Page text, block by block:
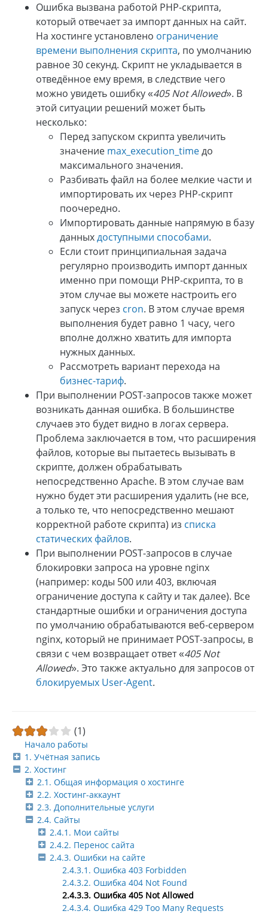
Начало работы
1. Учётная запись
2. Хостинг
2.1. Общая информация о хостинге
2.2. Хостинг-аккаунт
2.3. Дополнительные услуги
2.4. Сайты
2.4.1. Мои сайты
2.4.2. Перенос сайта
2.4.3. Ошибки на сайте
2.4.3.1. Ошибка 403 Forbidden
2.4.3.2. Ошибка 404 Not Found
2.4.3.3. Ошибка 405 Not Allowed
2.4.3.4. Ошибка 429 Too Many Requests
Ошибка вызвана работой PHP-скрипта,
который отвечает за импорт данных на сайт.
На хостинге установлено ограничение
времени выполнения скрипта, по умолчанию
равное 30 секунд. Скрипт не укладывается в
отведённое ему время, в следствие чего
можно увидеть ошибку «405 Not Allowed». В
этой ситуации решений может быть
несколько:
Перед запуском скрипта увеличить
значение max_execution_timeдо
максимального значения.
Разбивать файл на более мелкие части и
импортировать их через PHP-скрипт
поочередно.
Импортировать данные напрямую в базу
данныхдоступными способами.
Если стоит принципиальная задача
регулярно производить импорт данных
именно при помощи PHP-скрипта, то в
этом случае вы можете настроить его
запуск через cron. В этом случае время
выполнения будет равно 1 часу, чего
вполне должно хватить для импорта
нужных данных.
Рассмотреть вариант перехода на
бизнес-тариф.
При выполнении POST-запросов также может
возникать данная ошибка. В большинстве
случаев это будет видно в логах сервера.
Проблема заключается в том, что расширения
файлов, которые вы пытаетесь вызывать в
скрипте, должен обрабатывать
непосредственно Apache. В этом случае вам
нужно будет эти расширения удалить (не все,
а только те, что непосредственно мешают
корректной работе скрипта) из списка
статических файлов.
При выполнении POST-запросов в случае
блокировки запроса на уровне nginx
(например: коды 500 или 403, включая
ограничение доступа к сайту и так далее). Все
стандартные ошибки и ограничения доступа
по умолчанию обрабатываются веб-сервером
nginx, который не принимает POST-запросы, в
связи с чем возвращает ответ «405 Not
Allowed». Это также актуально для запросов от
блокируемых User-Agent.
(1)